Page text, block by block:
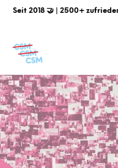
Seit 2018 🤝 | 2500+